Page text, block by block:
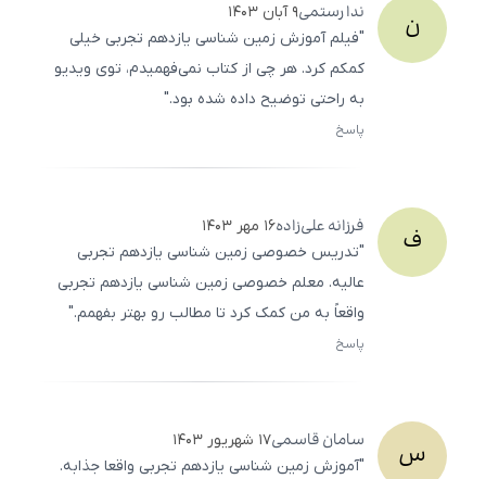
ن ندارستمی۹ آبان ۱۴۰۳
"فیلم آموزش زمین شناسی یازدهم تجربی خیلی
کمکم کرد. هر چی از کتاب نمی‌فهمیدم، توی ویدیو
به راحتی توضیح داده شده بود."
پاسخ
ف فرزانهعلی‌زاده۱۶ مهر ۱۴۰۳
"تدریس خصوصی زمین شناسی یازدهم تجربی
عالیه. معلم خصوصی زمین شناسی یازدهم تجربی
واقعاً به من کمک کرد تا مطالب رو بهتر بفهمم."
پاسخ
س سامانقاسمی۱۷ شهریور ۱۴۰۳
"آموزش زمین شناسی یازدهم تجربی واقعا جذابه.